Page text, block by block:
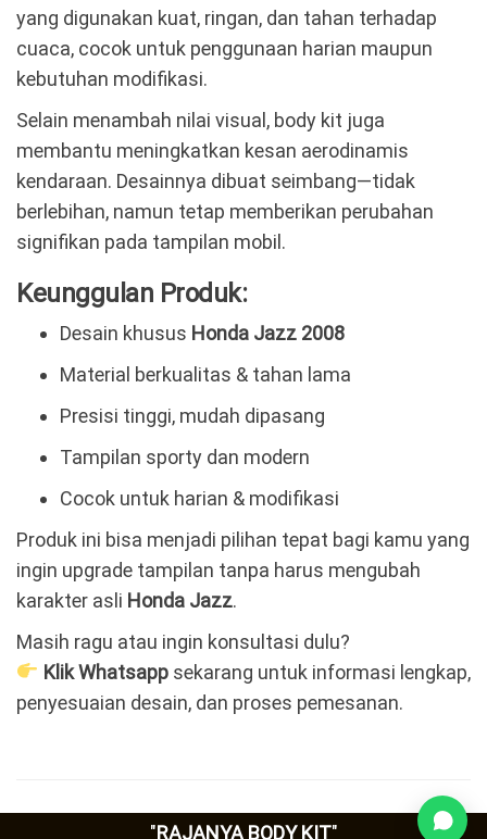
yang digunakan kuat, ringan, dan tahan terhadap
cuaca, cocok untuk penggunaan harian maupun
kebutuhan modifikasi.
Selain menambah nilai visual, body kit juga
membantu meningkatkan kesan aerodinamis
kendaraan. Desainnya dibuat seimbang—tidak
berlebihan, namun tetap memberikan perubahan
signifikan pada tampilan mobil.
Keunggulan Produk:
Desain khusus Honda Jazz 2008
Material berkualitas & tahan lama
Presisi tinggi, mudah dipasang
Tampilan sporty dan modern
Cocok untuk harian & modifikasi
Produk ini bisa menjadi pilihan tepat bagi kamu yang
ingin upgrade tampilan tanpa harus mengubah
karakter asli Honda Jazz.
Masih ragu atau ingin konsultasi dulu?
Klik Whatsappsekarang untuk informasi lengkap,
penyesuaian desain, dan proses pemesanan.
"RAJANYA BODY KIT"